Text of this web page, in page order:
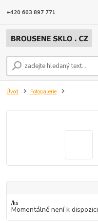
+420 603 897 771
Úvod Fotogalerie
/ks
Momentálně není k dispozici